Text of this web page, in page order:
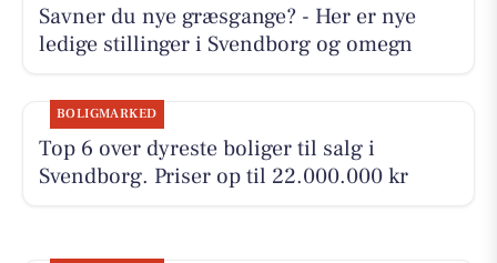
Savner du nye græsgange? - Her er nye
ledige stillinger i Svendborg og omegn
BOLIGMARKED
Top 6 over dyreste boliger til salg i
Svendborg. Priser op til 22.000.000 kr